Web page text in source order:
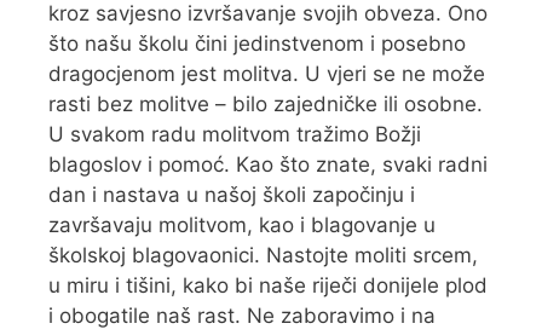
kroz savjesno izvršavanje svojih obveza. Ono
što našu školu čini jedinstvenom i posebno
dragocjenom jest molitva. U vjeri se ne može
rasti bez molitve – bilo zajedničke ili osobne.
U svakom radu molitvom tražimo Božji
blagoslov i pomoć. Kao što znate, svaki radni
dan i nastava u našoj školi započinju i
završavaju molitvom, kao i blagovanje u
školskoj blagovaonici. Nastojte moliti srcem,
u miru i tišini, kako bi naše riječi donijele plod
i obogatile naš rast. Ne zaboravimo i na